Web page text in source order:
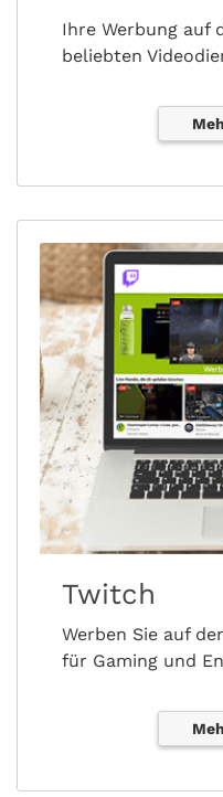
Ihre Werbung auf
beliebten
Twitch
Werben Sie auf
für Gaming und